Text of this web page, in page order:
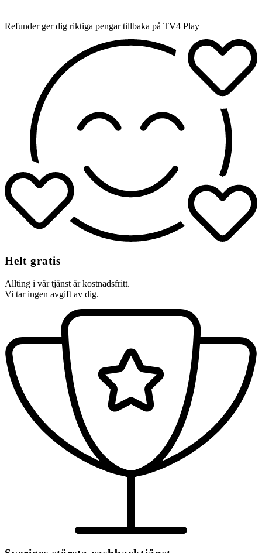
Refunder ger dig riktiga pengar tillbaka på TV4 Play
Helt gratis
Allting i vår tjänst är kostnadsfritt.
Vi tar ingen avgift av dig.